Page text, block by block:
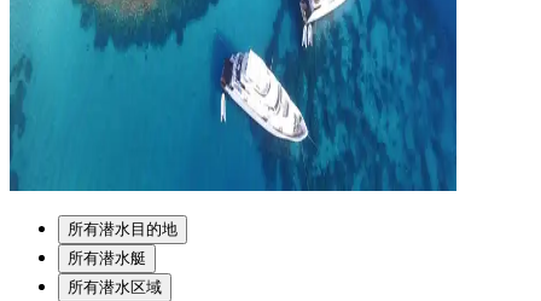
所有潜水目的地
所有潜水艇
所有潜水区域